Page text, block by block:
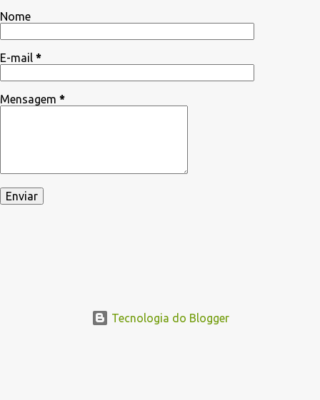
Nome
E-mail *
Mensagem *
Tecnologia do Blogger